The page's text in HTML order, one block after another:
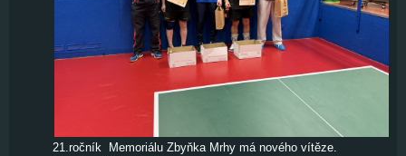
21.ročník Memoriálu Zbyňka Mrhy má nového vítěze.